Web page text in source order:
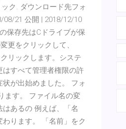
ク. ダウンロード先フォ
08/21 公開 | 2018/12/10
保存先はCドライブが保
更をクリックして、
リックします。システ
すべて管理者権限の許
が出始めました。 フォ
ます。 ファイル名の変
あるの 例えば、「名
ります。 「名前」をク